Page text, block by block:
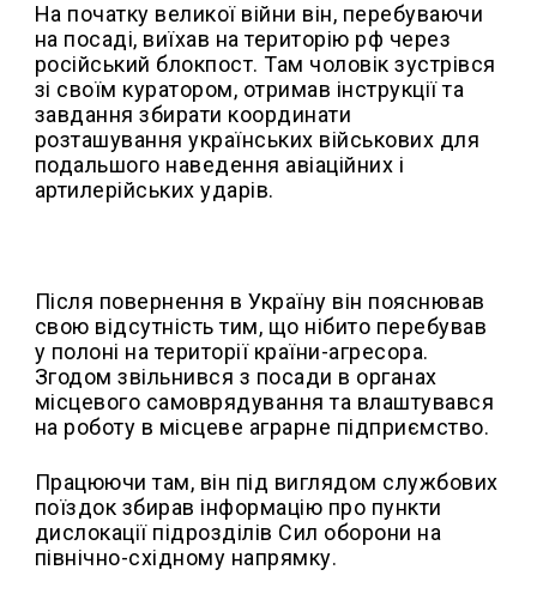
На початку великої війни він, перебуваючи
на посаді, виїхав на територію рф через
російський блокпост. Там чоловік зустрівся
зі своїм куратором, отримав інструкції та
завдання збирати координати
розташування українських військових для
подальшого наведення авіаційних і
артилерійських ударів.
Після повернення в Україну він пояснював
свою відсутність тим, що нібито перебував
у полоні на території країни-агресора.
Згодом звільнився з посади в органах
місцевого самоврядування та влаштувався
на роботу в місцеве аграрне підприємство.
Працюючи там, він під виглядом службових
поїздок збирав інформацію про пункти
дислокації підрозділів Сил оборони на
північно-східному напрямку.